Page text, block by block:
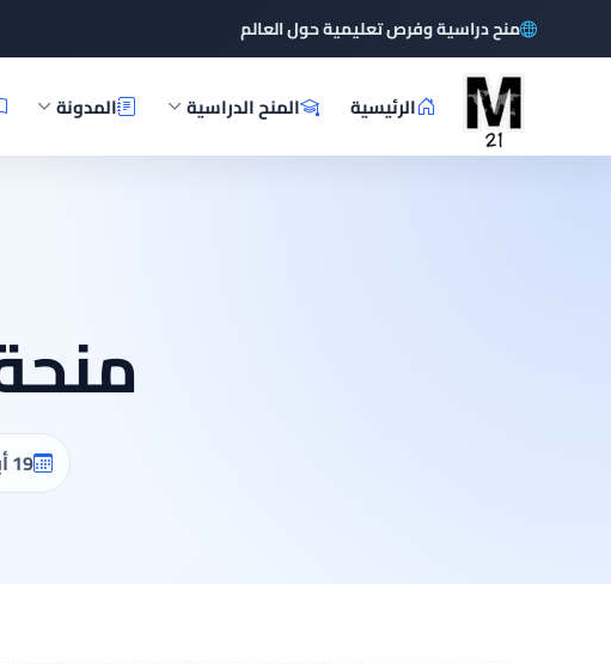
منح دراسية وفرص تعليمية حول العالم
الرئيسية المنح الدراسية المدونة
19 أبريل، 2026